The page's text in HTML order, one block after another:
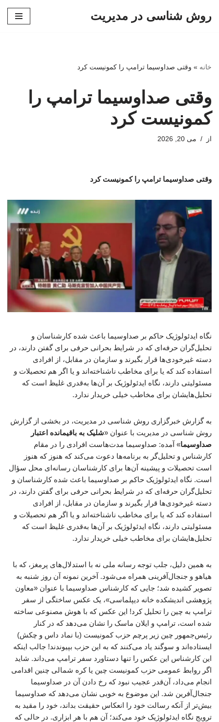
روش شناسی در مدیریت
خانه » وقتی صداوسیما ترامپ را کمونیست کرد
وقتی صداوسیما ترامپ را
کمونیست کرد
از می 20, 2026
وقتی صداوسیما ترامپ را کمونیست کرد
نگاه ایدئولوژیک حاکم بر صداوسیما باعث شده کارشناسان و
تحلیل‌گران حرفه‌ای که در شرایط بحرانی حرفی برای گفتن دارند، در
دسته غیرخودی‌ها قرار بگیرند و سازمان در مقابل، از افرادی
استفاده کند که یا برای مخاطب ناشناخته‌اند و یا اگر هم تحصیلات و
مسئولیتی دارند، نگاه ایدئولوژیک بر آن‌ها به‌قدری غلیظ است که
تحلیل‌هایشان برای مخاطب خیلی خریدار ندارد.
به گزارش خبرگزاری روش شناسی در مدیریت، در بخشی از گزارش
روش شناسی در مدیریت با عنوان «شلیک به باقیمانده اعتبار
صداوسیما» آمده: صداوسیما مدت‌هاست افرادی را در مقام
کارشناس و تحلیل‌گر به برنامه‌ها دعوت می‌کند که هنوز که هنوز
است تحصیلات و پیشینه آن‌ها برای کارشناسان رسانه‌ای محل سؤال
است. نگاه ایدئولوژیک حاکم بر صداوسیما باعث شده کارشناسان و
تحلیل‌گران حرفه‌ای که در شرایط بحرانی حرفی برای گفتن دارند، در
دسته غیرخودی‌ها قرار بگیرند و سازمان در مقابل، از افرادی
استفاده کند که یا برای مخاطب ناشناخته‌اند و یا اگر هم تحصیلات و
مسئولیتی دارند، نگاه ایدئولوژیک بر آن‌ها به‌قدری غلیظ است که
تحلیل‌هایشان برای مخاطب خیلی خریدار ندارد.
به همین دلیل، جلب توجه رسانه ملی نه با استدلال‌های پرمغز، که با
هیاهو و جنجال‌آفرینی همراه می‌شود. آخرین نمونه آن روز شنبه به
تصویر کشیده شد؛ جایی که کارشناس صداوسیما با عنوان «معاون
پژوهشی اندیشکده خانه دیپلماسی»، یک عکس ساختگی از سفر
ترامپ به چین را تحلیل کرد! این عکس که با هوش مصنوعی ساخته
شده است، ترامپ و ایلان ماسک را نشان می‌دهد که در کنار
رئیس‌جمهور چین زیر پرچم حزب کمونیست (با نماد داس و چکش)
ایستاده‌اند و سوگند یاد می‌کنند که به این حزب بپیوندند! جالب اینکه
این کارشناس این عکس را تنها دستاورد سفر ترامپ می‌داند. شاید
اگر روابط عمومی حزب کمونیست چین یا کره شمالی چنین اقدامی
انجام می‌داد، آن‌قدر عجیب نبود که رخ دادن آن در صداوسیما
جنجال‌آفرین شد. این موضوع به خوبی نشان می‌دهد که صداوسیما
بیش‌تر از آنکه رسالت خود را انعکاس حقیقت بداند، خود را مقید به
ترویج نگاه ایدئولوژیک خود می‌کند؛ آن‌ هم با هر ابزاری. در حالی که